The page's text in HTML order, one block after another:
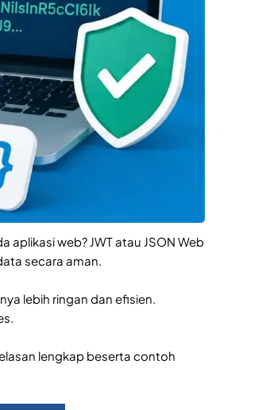
aplikasi web? JWT atau JSON Web
secara aman.
lebih ringan dan efisien.
lengkap beserta contoh